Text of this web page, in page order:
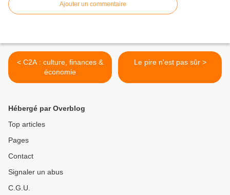
Ajouter un commentaire
< C2A : culture, finances &
économie
Le pire n'est pas sûr >
Hébergé par Overblog
Top articles
Pages
Contact
Signaler un abus
C.G.U.